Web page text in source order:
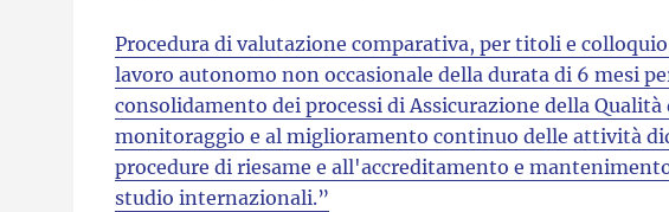
Procedura di valutazione comparativa, per titoli e
lavoro autonomo non occasionale della durata di 6 mesi
consolidamento dei processi di Assicurazione della
monitoraggio e al miglioramento continuo delle attività
procedure di riesame e all'accreditamento e
studio internazionali.”